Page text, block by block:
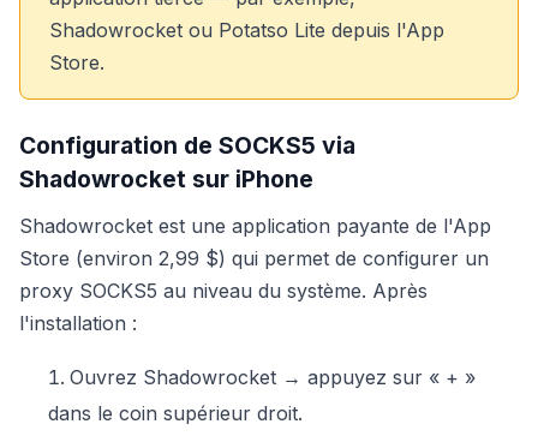
Shadowrocket ou Potatso Lite depuis l'App
Store.
Configuration de SOCKS5 via
Shadowrocket sur iPhone
Shadowrocket est une application payante de l'App
Store (environ 2,99 $) qui permet de configurer un
proxy SOCKS5 au niveau du système. Après
l'installation :
Ouvrez Shadowrocket → appuyez sur « + »
dans le coin supérieur droit.